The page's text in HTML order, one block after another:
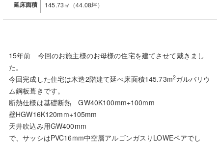
延床面積 145.73㎡（44.08坪）
15年前 今回のお施主様のお母様の住宅を建てさせて戴きまし
た。
今回完成した住宅は木造2階建て延べ床面積145.73m2ガルバリウ
ム鋼板葺きです。
断熱仕様は基礎断熱 GW40K100mm+100mm
壁HGW16K120mm+105mm
天井吹込み用GW400mm
で、サッシはPVC16mm中空層アルゴンガスりLOWEペアでし